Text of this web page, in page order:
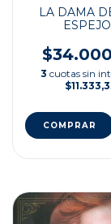
LA DAMA
3 cuotas sin